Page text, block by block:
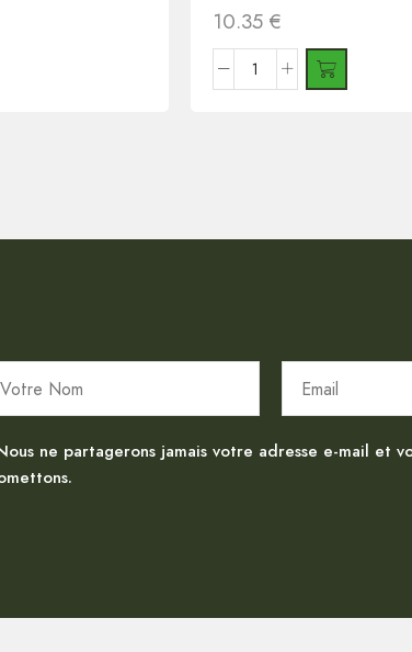
10.35 €
ne partagerons jamais votre adresse e-mail et